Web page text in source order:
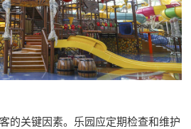
的关键因素。乐园应定期检查和维护